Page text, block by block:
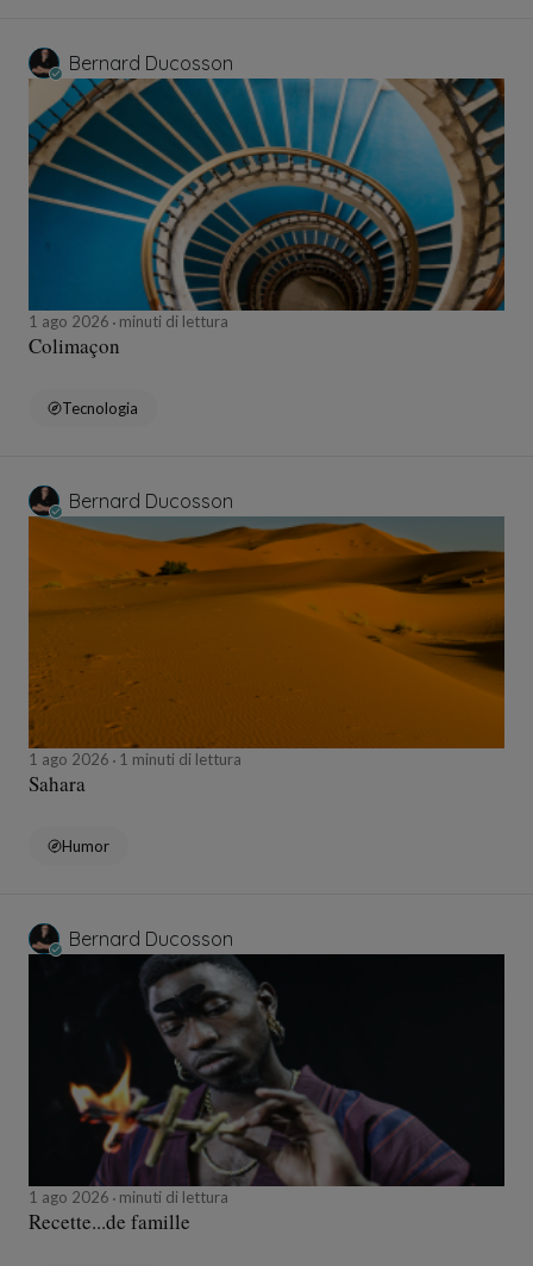
Bernard Ducosson
1 ago 2026 minuti di lettura
Colimaçon
Tecnologia
Bernard Ducosson
1 ago 2026 1 minuti di lettura
Sahara
Humor
Bernard Ducosson
1 ago 2026 minuti di lettura
Recette...de famille